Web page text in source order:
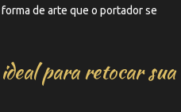
de arte que o portador se
para retocar sua